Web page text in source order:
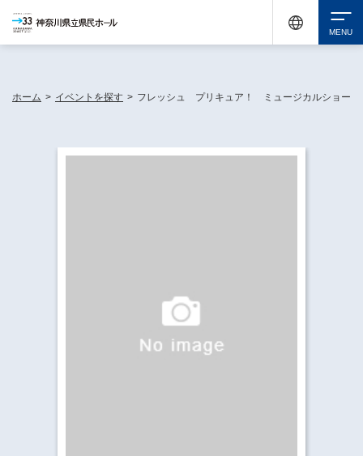
ホーム > イベントを探す > フレッシュ プリキュア！ ミュージカルショー